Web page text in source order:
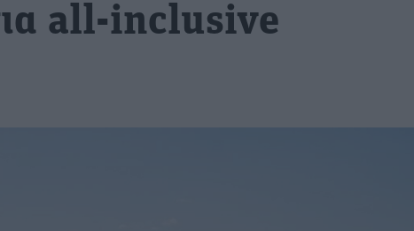
all-inclusive